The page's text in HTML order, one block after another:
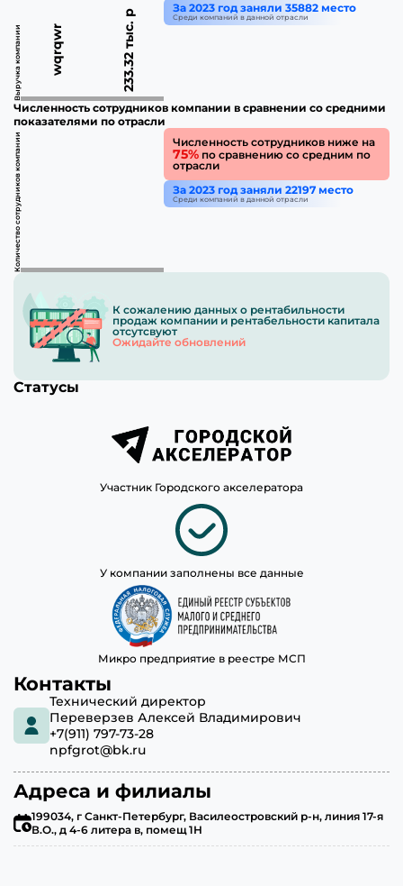
Выручка компании wqrqwr 233.32 тыс. р
За 2023 год заняли 35882 место
Среди компаний в данной отрасли
Численность сотрудников компании в сравнении со средними
показателями по отрасли
Количество сотрудников компании Численность сотрудников ниже на
75% по сравнению со средним по
отрасли
За 2023 год заняли 22197 место
Среди компаний в данной отрасли
К сожалению данных о рентабильности
продаж компании и рентабельности капитала
отсутсвуют
Ожидайте обновлений
Статусы
Участник Городского акселератора
У компании заполнены все данные
Микро предприятие в реестре МСП
Контакты
Технический директор
Переверзев Алексей Владимирович
+7(911) 797-73-28
npfgrot@bk.ru
Адреса и филиалы
199034, г Санкт-Петербург, Василеостровский р-н, линия 17-я
В.О., д 4-6 литера в, помещ 1Н